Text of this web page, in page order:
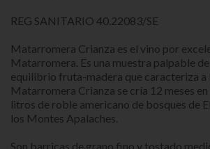
REG SANITARIO 40.22083/SE
Matarromera Crianza es el vino por
Matarromera. Es una muestra palpable
equilibrio fruta-madera que caracteriza a
Matarromera Crianza se cría 12 meses
litros de roble americano de bosques de
los Montes Apalaches.
Son barricas de grano fino y tostado